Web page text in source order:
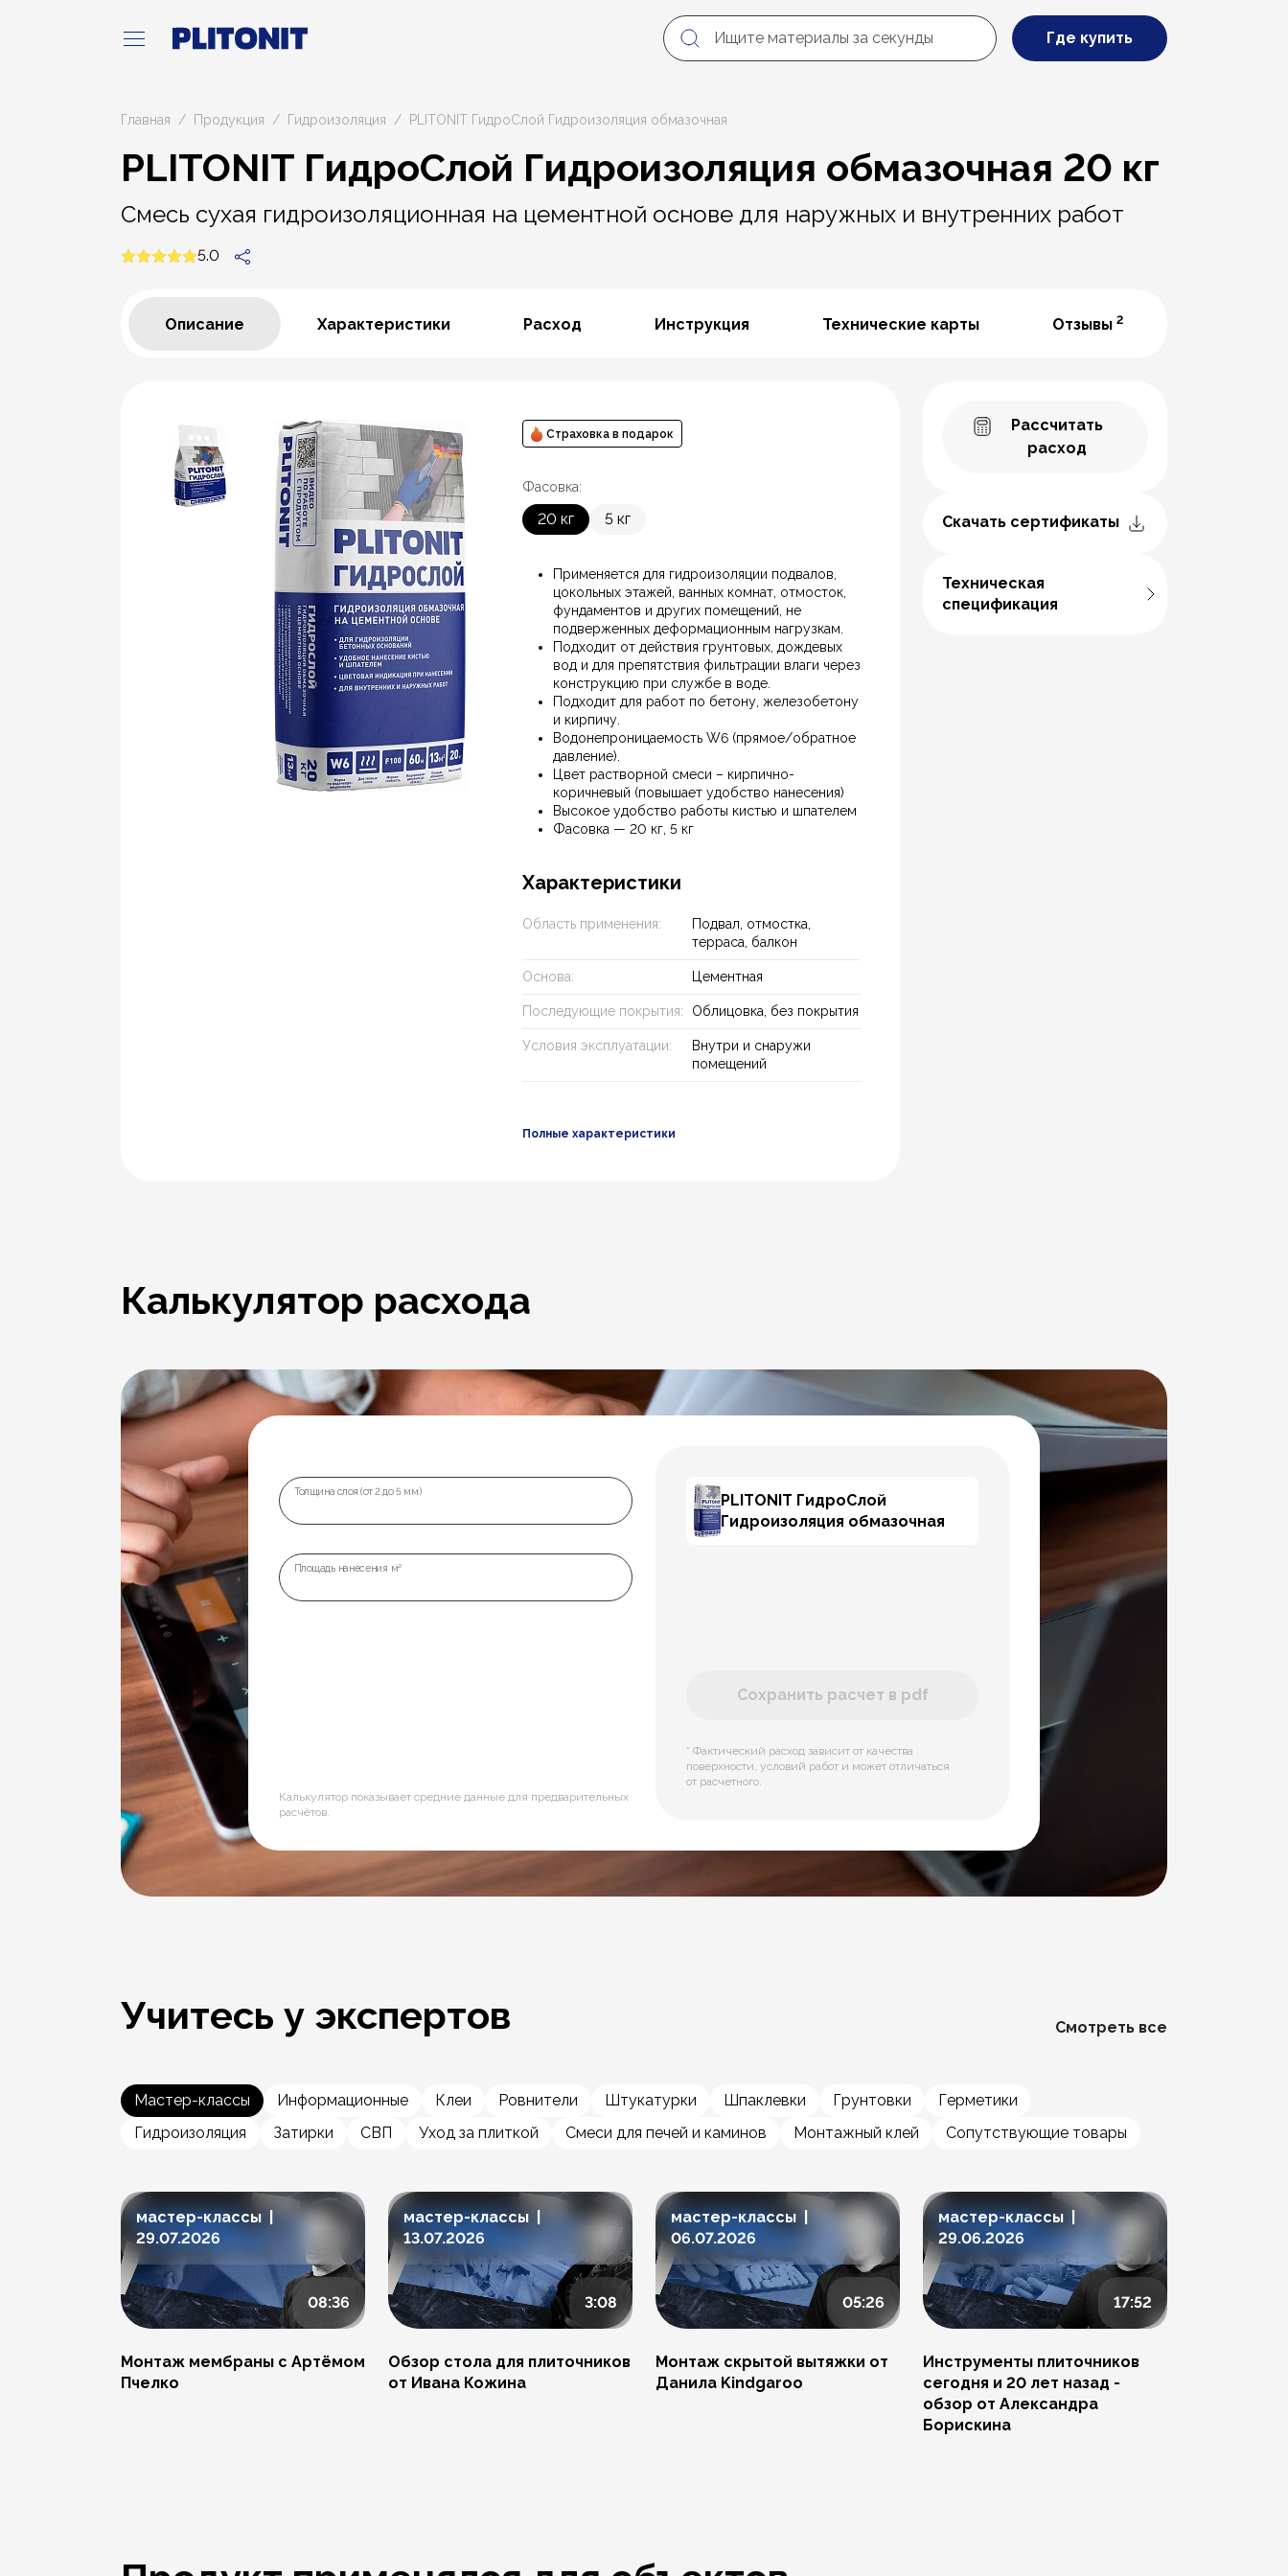
Где купить
Главная Продукция Гидроизоляция PLITONIT ГидроСлой Гидроизоляция обмазочная
PLITONIT ГидроСлой Гидроизоляция обмазочная 20 кг
Смесь сухая гидроизоляционная на цементной основе для наружных и внутренних работ
5.0
Описание Характеристики Расход Инструкция Технические карты Отзывы 2
Страховка в подарок
Фасовка:
20 кг 5 кг
Применяется для гидроизоляции подвалов,
цокольных этажей, ванных комнат, отмосток,
фундаментов и других помещений, не
подверженных деформационным нагрузкам.
Подходит от действия грунтовых, дождевых
вод и для препятствия фильтрации влаги через
конструкцию при службе в воде.
Подходит для работ по бетону, железобетону
и кирпичу.
Водонепроницаемость W6 (прямое/обратное
давление).
Цвет растворной смеси – кирпично-
коричневый (повышает удобство нанесения)
Высокое удобство работы кистью и шпателем
Фасовка — 20 кг, 5 кг
Характеристики
Область применения:
Подвал, отмостка,
терраса, балкон
Основа: Цементная
Последующие покрытия: Облицовка, без покрытия
Условия эксплуатации:
Внутри и снаружи
помещений
Полные характеристики
Рассчитать
расход
Скачать сертификаты
Техническая
спецификация
Калькулятор расхода
Толщина слоя (от 2 до 5 мм)
Площадь нанесения м²
Калькулятор показывает средние данные для предварительных
расчётов.
PLITONIT ГидроСлой
Гидроизоляция обмазочная
Сохранить расчет в pdf
* Фактический расход зависит от качества
поверхности, условий работ и может отличаться
от расчетного.
Учитесь у экспертов Смотреть все
Мастер-классы Информационные Клеи Ровнители Штукатурки Шпаклевки Грунтовки
Герметики
Гидроизоляция
Затирки СВП Уход за плиткой Смеси для печей и каминов Монтажный клей Сопутствующие товары
мастер-классы |
29.07.2026
08:36
Монтаж мембраны с Артёмом
Пчелко
мастер-классы |
13.07.2026
3:08
Обзор стола для плиточников
от Ивана Кожина
мастер-классы |
06.07.2026
05:26
Монтаж скрытой вытяжки от
Данила Kindgaroo
мастер-классы |
29.06.2026
17:52
Инструменты плиточников
сегодня и 20 лет назад -
обзор от Александра
Борискина